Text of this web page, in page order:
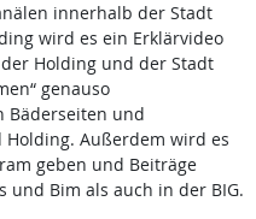
innerhalb der Stadt
wird es ein Erklärvideo
Holding und der Stadt
genauso
Bäderseiten und
Außerdem wird es
geben und Beiträge
und Bim als auch in der BIG.